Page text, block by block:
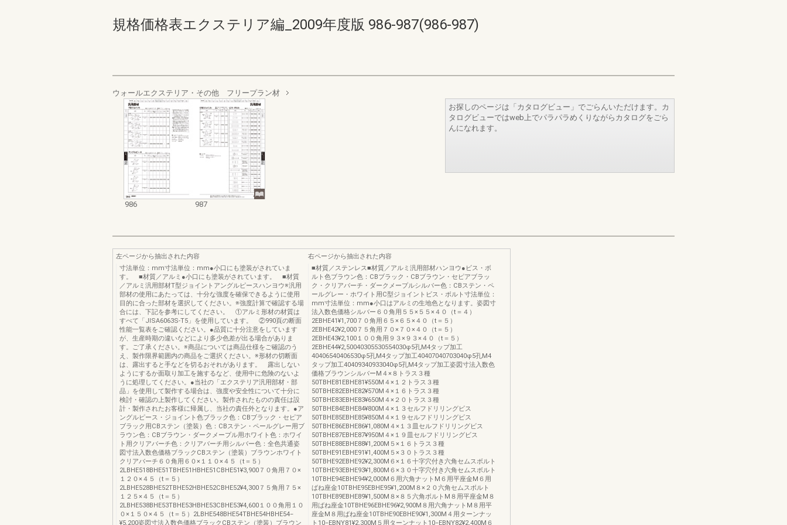
規格価格表エクステリア編_2009年度版 986-987(986-987)
ウォールエクステリア・その他 フリープラン材
986 987
お探しのページは「カタログビュー」でごらんいただけます。カ
タログビューではweb上でパラパラめくりながらカタログをごら
んになれます。
左ページから抽出された内容
寸法単位：mm寸法単位：mm●小口にも塗装がされていま
す。 ■材質／アルミ●小口にも塗装がされています。 ■材質
／アルミ汎用部材T型ジョイントアングルピースハンヨウ※汎用
部材の使用にあたっては、十分な強度を確保できるように使用
目的に合った部材を選択してください。※強度計算で確認する場
合には、下記を参考にしてください。 ①アルミ形材の材質は
すべて「JISA6063S-T5」を使用しています。 ②990頁の断面
性能一覧表をご確認ください。●品質に十分注意をしています
が、生産時期の違いなどにより多少色差が出る場合がありま
す。ご了承ください。※商品については商品仕様をご確認のう
え、製作限界範囲内の商品をご選択ください。※形材の切断面
は、露出すると手などを切るおそれがあります。 露出しない
ようにするか面取り加工を施するなど、使用中に危険のないよ
うに処理してください。●当社の「エクステリア汎用部材・部
品」を使用して製作する場合は、強度や安全性について十分に
検討・確認の上製作してください。製作されたものの責任は設
計・製作されたお客様に帰属し、当社の責任外となります。●ア
ングルピース・ジョイント色ブラック色：CBブラック・セピア
ブラック用CBステン（塗装）色：CBステン・ペールグレー用ブ
ラウン色：CBブラウン・ダークメープル用ホワイト色：ホワイ
ト用クリアバーチ色：クリアバーチ用シルバー色：全色共通姿
図寸法入数色価格ブラックCBステン（塗装）ブラウンホワイト
クリアバーチ６０角用６０×１１０×４５（t＝５）
2LBHE518BHE51TBHE51HBHE51CBHE51¥3,900７０角用７０×
１２０×４５（t＝５）
2LBHE528BHE52TBHE52HBHE52CBHE52¥4,300７５角用７５×
１２５×４５（t＝５）
2LBHE538BHE53TBHE53HBHE53CBHE53¥4,600１００角用１０
０×１５０×４５（t＝５）2LBHE548BHE54TBHE54HBHE54−
¥5,200姿図寸法入数色価格ブラックCBステン（塗装）ブラウン
右ページから抽出された内容
■材質／ステンレス■材質／アルミ汎用部材ハンヨウ●ビス・ボ
ルト色ブラウン色：CBブラック・CBブラウン・セピアブラッ
ク・クリアバーチ・ダークメープルシルバー色：CBステン・ペ
ールグレー・ホワイト用C型ジョイントビス・ボルト寸法単位：
mm寸法単位：mm●小口はアルミの生地色となります。姿図寸
法入数色価格シルバー６０角用５５×５５×４０（t＝４）
2EBHE41¥1,700７０角用６５×６５×４０（t＝５）
2EBHE42¥2,000７５角用７０×７０×４０（t＝５）
2EBHE43¥2,100１００角用９３×９３×４０（t＝５）
2EBHE44¥2,50040305530554030φ5孔M4タップ加工
40406540406530φ5孔M4タップ加工40407040703040φ5孔M4
タップ加工40409340933040φ5孔M4タップ加工姿図寸法入数色
価格ブラウンシルバーM４×８トラス３種
50TBHE81EBHE81¥550M４×１２トラス３種
50TBHE82EBHE82¥570M４×１６トラス３種
50TBHE83EBHE83¥650M４×２０トラス３種
50TBHE84EBHE84¥800M４×１３セルフドリリングビス
50TBHE85EBHE85¥850M４×１９セルフドリリングビス
50TBHE86EBHE86¥1,080M４×１３皿セルフドリリングビス
50TBHE87EBHE87¥950M４×１９皿セルフドリリングビス
50TBHE88EBHE88¥1,200M５×１６トラス３種
50TBHE91EBHE91¥1,400M５×３０トラス３種
50TBHE92EBHE92¥2,300M６×１６十字穴付き六角セムスボルト
10TBHE93EBHE93¥1,800M６×３０十字穴付き六角セムスボルト
10TBHE94EBHE94¥2,000M６用六角ナットM６用平座金M６用
ばね座金10TBHE95EBHE95¥1,200M８×２０六角セムスボルト
10TBHE89EBHE89¥1,500M８×８５六角ボルトM８用平座金M８
用ばね座金10TBHE96EBHE96¥2,900M８用六角ナットM８用平
座金M８用ばね座金10TBHE90EBHE90¥1,300M４用ターンナッ
ト10−EBNY81¥2,300M５用ターンナット10−EBNY82¥2,400M６